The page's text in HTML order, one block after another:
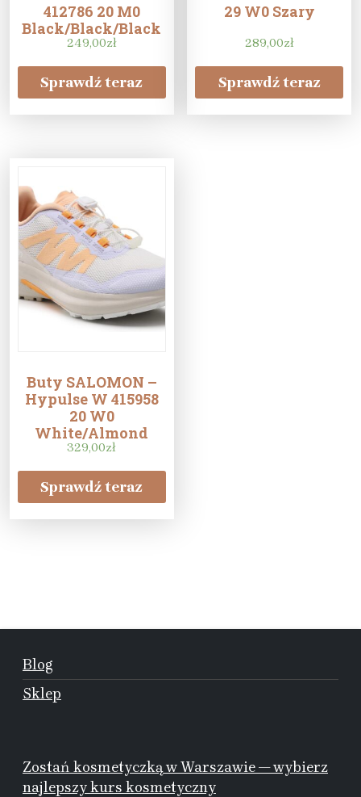
412786 20 M0
Black/Black/Black
249,00zł
Sprawdź teraz
29 W0 Szary
289,00zł
Sprawdź teraz
Buty SALOMON –
Hypulse W 415958
20 W0
White/Almond
Cream/Purple
Heather
329,00zł
Sprawdź teraz
Blog
Sklep
Zostań kosmetyczką w Warszawie — wybierz
najlepszy kurs kosmetyczny